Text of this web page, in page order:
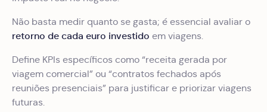
Não basta medir quanto se gasta; é essencial avaliar o
retorno de cada euro investido em viagens.
Define KPIs específicos como “receita gerada por
viagem comercial” ou “contratos fechados após
reuniões presenciais” para justificar e priorizar viagens
futuras.